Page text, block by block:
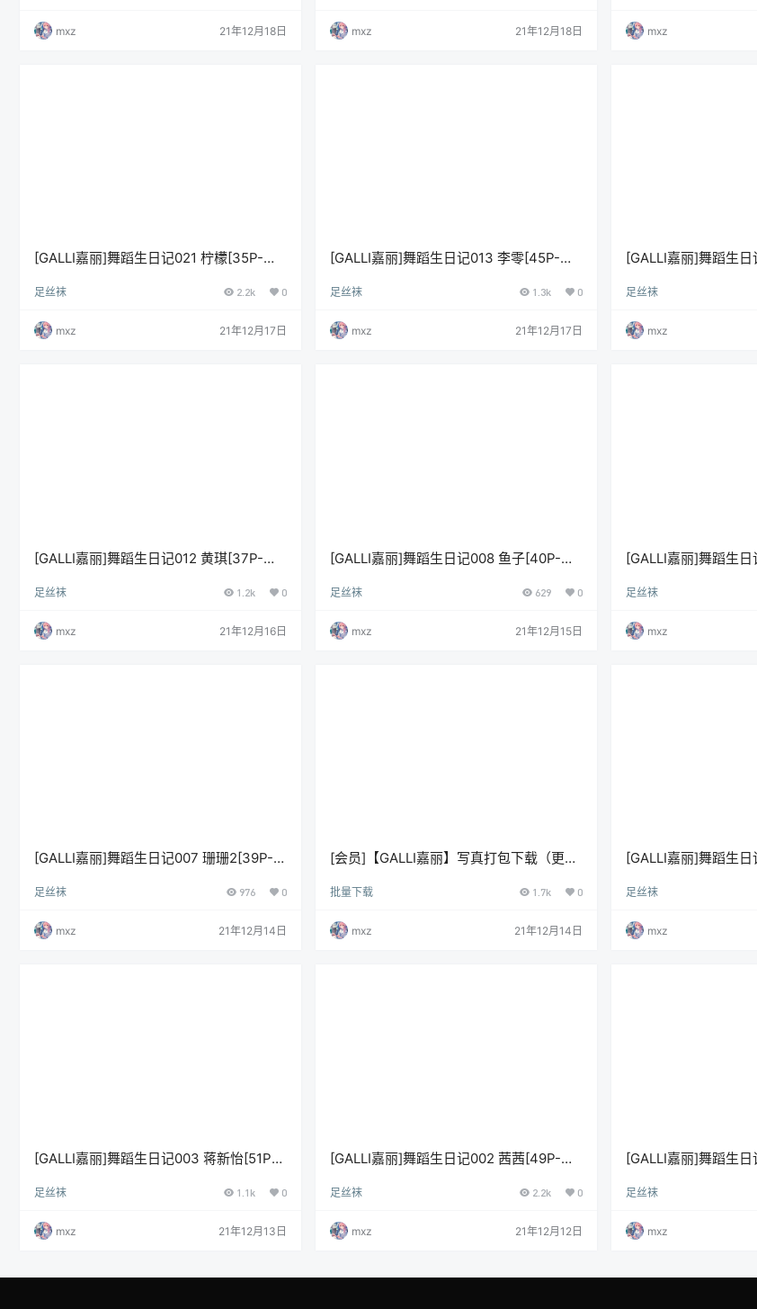
mxz 21年12月18日 mxz 21年12月18日 mxz
[GALLI嘉丽]舞蹈生日记021 柠檬[35P-
足丝袜 2.2k 0
mxz 21年12月17日
[GALLI嘉丽]舞蹈生日记013 李零[45P-
足丝袜 1.3k 0
mxz 21年12月17日
[GALLI嘉丽]舞蹈生
足丝袜
mxz
[GALLI嘉丽]舞蹈生日记012 黄琪[37P-
足丝袜 1.2k 0
mxz 21年12月16日
[GALLI嘉丽]舞蹈生日记008 鱼子[40P-
足丝袜 629 0
mxz 21年12月15日
[GALLI嘉丽]舞蹈生
足丝袜
mxz
[GALLI嘉丽]舞蹈生日记007 珊珊2[39P-
足丝袜 976 0
mxz 21年12月14日
[会员]【GALLI嘉丽】写真打包下载（更新
批量下载 1.7k 0
mxz 21年12月14日
[GALLI嘉丽]舞蹈生
足丝袜
mxz
[GALLI嘉丽]舞蹈生日记003 蒋新怡[51P-
足丝袜 1.1k 0
mxz 21年12月13日
[GALLI嘉丽]舞蹈生日记002 茜茜[49P-
足丝袜 2.2k 0
mxz 21年12月12日
[GALLI嘉丽]舞蹈生
足丝袜
mxz